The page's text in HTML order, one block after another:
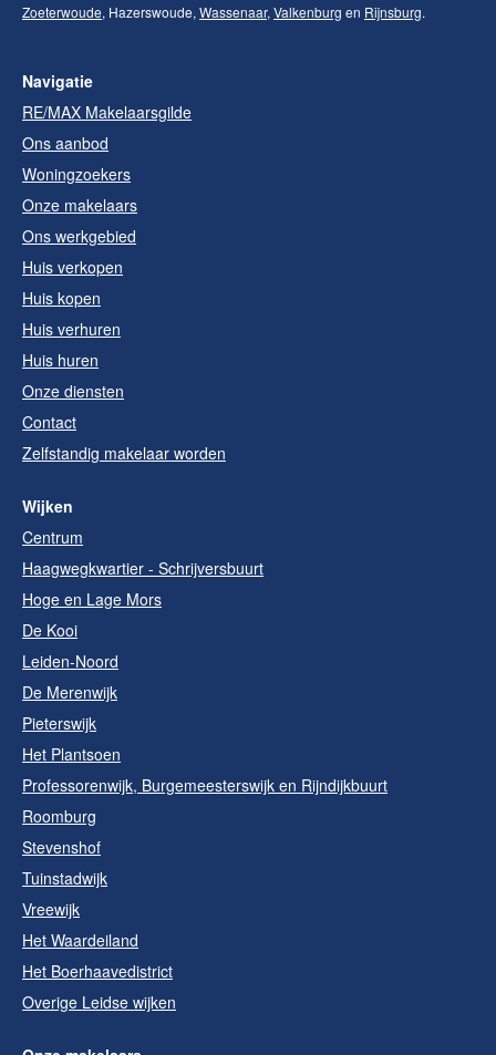
Zoeterwoude, Hazerswoude, Wassenaar, Valkenburg en Rijnsburg.
Navigatie
RE/MAX Makelaarsgilde
Ons aanbod
Woningzoekers
Onze makelaars
Ons werkgebied
Huis verkopen
Huis kopen
Huis verhuren
Huis huren
Onze diensten
Contact
Zelfstandig makelaar worden
Wijken
Centrum
Haagwegkwartier - Schrijversbuurt
Hoge en Lage Mors
De Kooi
Leiden-Noord
De Merenwijk
Pieterswijk
Het Plantsoen
Professorenwijk, Burgemeesterswijk en Rijndijkbuurt
Roomburg
Stevenshof
Tuinstadwijk
Vreewijk
Het Waardeiland
Het Boerhaavedistrict
Overige Leidse wijken